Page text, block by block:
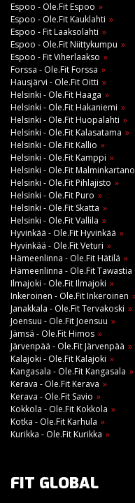
Espoo - Ole.Fit Espoo
Espoo - Ole.Fit Kauklahti
Espoo - Fit Laaksolahti
Espoo - Ole.Fit Niittykumpu
Espoo - Fit Viherlaakso
Forssa - Ole.Fit Forssa
Hausjärvi - Ole.Fit Oitti
Helsinki - Ole.Fit Haaga
Helsinki - Ole.Fit Hakaniemi
Helsinki - Ole.Fit Huopalahti
Helsinki - Ole.Fit Kalasatama
Helsinki - Ole.Fit Kallio
Helsinki - Ole.Fit Kamppi
Helsinki - Ole.Fit Malminkartano
Helsinki - Ole.Fit Pihlajisto
Helsinki - Ole.Fit Puro
Helsinki - Ole.Fit Skatta
Helsinki - Ole.Fit Vallila
Hyvinkää - Ole.Fit Hyvinkää
Hyvinkää - Ole.Fit Veturi
Hämeenlinna - Ole.Fit Hätilä
Hämeenlinna - Ole.Fit Tawastia
Ilmajoki - Ole.Fit Ilmajoki
Inkeroinen - Ole.Fit Inkeroinen
Janakkala - Ole.Fit Tervakoski
Joensuu - Ole.Fit Joensuu
Jämsä - Ole.Fit Himos
Järvenpää - Ole.Fit Järvenpää
Kalajoki - Ole.Fit Kalajoki
Kangasala - Ole.Fit Kangasala
Kerava - Ole.Fit Kerava
Kerava - Ole.Fit Savio
Kokkola - Ole.Fit Kokkola
Kotka - Ole.Fit Karhula
Kurikka - Ole.Fit Kurikka
FIT GLOBAL